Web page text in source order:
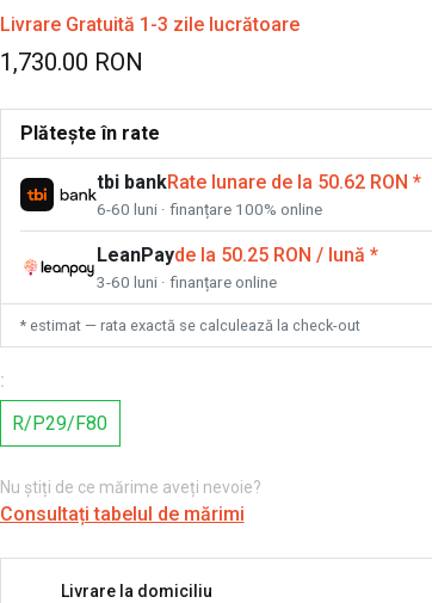
Livrare Gratuită 1-3 zile lucrătoare
1,730.00 RON
Plătește în rate
tbi bankRate lunare de la 50.62 RON *
6-60 luni · finanțare 100% online
LeanPayde la 50.25 RON / lună *
3-60 luni · finanțare online
* estimat — rata exactă se calculează la check-out
:
R/P29/F80
Nu știți de ce mărime aveți nevoie?
Consultați tabelul de mărimi
Livrare la domiciliu